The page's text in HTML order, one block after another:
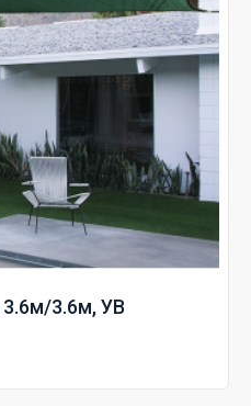
3.6м/3.6м, УВ